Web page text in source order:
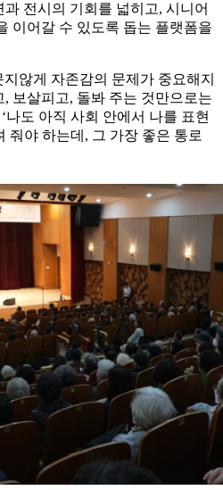
전시의 기회를 넓히고, 시니어
이어갈 수 있도록 돕는 플랫폼을
않게 자존감의 문제가 중요해지
보살피고, 돌봐 주는 것만으로는
나도 아직 사회 안에서 나를 표현
줘야 하는데, 그 가장 좋은 통로